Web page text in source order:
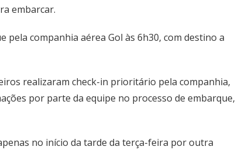
embarcar.
companhia aérea Gol às 6h30, com destino a
realizaram check-in prioritário pela companhia,
por parte da equipe no processo de embarque,
no início da tarde da terça-feira por outra